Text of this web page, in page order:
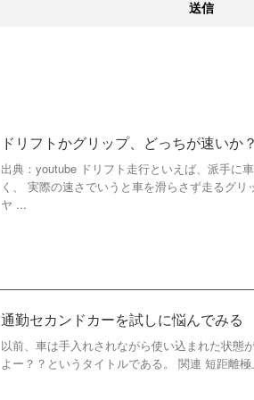
ドリフトかグリップ、どっちが速いか
出典：youtube ドリフト走行といえば、派手に
く、 実際の速さでいうと車を滑らさず走るグ
ヤ ...
通勤セカンドカーを試しに悩んでみる
以前、車は手入れされながら使い込まれた状態
よー？？というタイトルである。 関連 短距離